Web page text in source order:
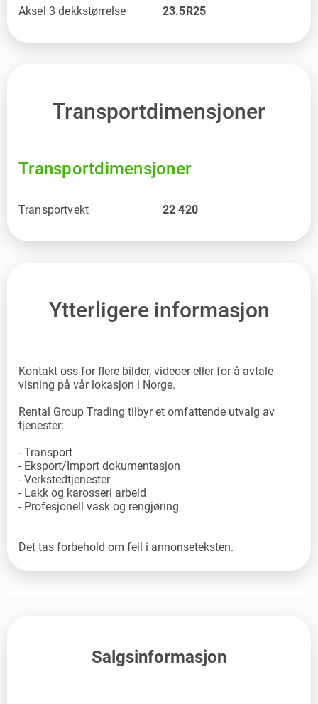
Aksel 3 dekkstørrelse 23.5R25
Transportdimensjoner
Transportdimensjoner
Transportvekt 22 420
Ytterligere informasjon
Kontakt oss for flere bilder, videoer eller for å avtale
visning på vår lokasjon i Norge.
Rental Group Trading tilbyr et omfattende utvalg av
tjenester:
- Transport
- Eksport/Import dokumentasjon
- Verkstedtjenester
- Lakk og karosseri arbeid
- Profesjonell vask og rengjøring
Det tas forbehold om feil i annonseteksten.
Salgsinformasjon